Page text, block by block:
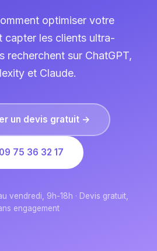
optimiser votre
capter les clients ultra-
recherchent sur ChatGPT,
et Claude.
un devis gratuit →
09 75 36 32 17
vendredi, 9h-18h · Devis gratuit,
engagement